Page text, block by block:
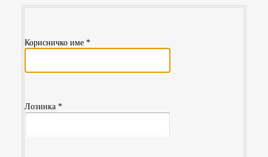
Корисничко име *
Лозинка *